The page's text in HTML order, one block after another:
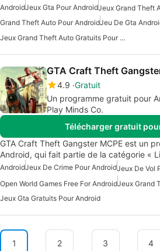
AndroidJeux Gta Pour AndroidJeux Grand Theft
Grand Theft Auto Pour AndroidJeu De Gta
Jeux Grand Theft Auto Gratuits Pour Android
GTA Craft Theft
4.9 Gratuit
Un programme gratuit pour
Play Minds Co.
Télécharger gratuit
GTA Craft Theft Gangster MCPE est un
Android, qui fait partie de la catégorie «
AndroidJeux De Crime Pour AndroidJeux De Vol
Open World Games Free For Android
Jeux Gta Gratuits Pour Android
1 2 3 4